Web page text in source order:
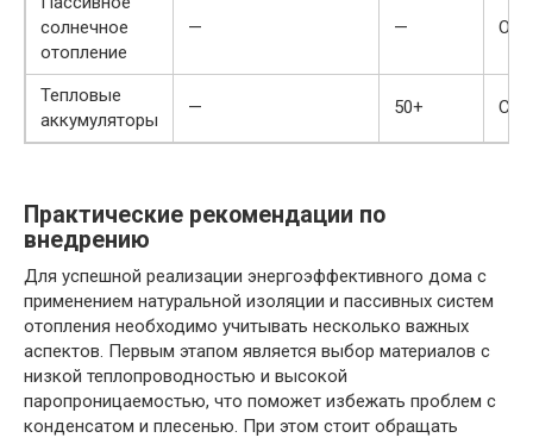
солнечное
отопление
— —
Тепловые
аккумуляторы
— 50+
Практические рекомендации по
внедрению
Для успешной реализации энергоэффективного дома с
применением натуральной изоляции и пассивных систем
отопления необходимо учитывать несколько важных
аспектов. Первым этапом является выбор материалов с
низкой теплопроводностью и высокой
паропроницаемостью, что поможет избежать проблем с
конденсатом и плесенью. При этом стоит обращать